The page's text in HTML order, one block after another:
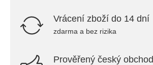
Vrácení zboží do 14 dní
zdarma a bez rizika
Prověřený český obchod